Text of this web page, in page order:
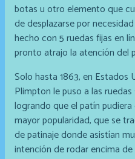
botas u otro elemento que
de desplazarse por
hecho con 5 ruedas fijas en
pronto atrajo la atención del
Solo hasta 1863, en Estados
Plimpton le puso a las
logrando que el patín
mayor popularidad, que se
de patinaje donde asistían
intención de rodar encima